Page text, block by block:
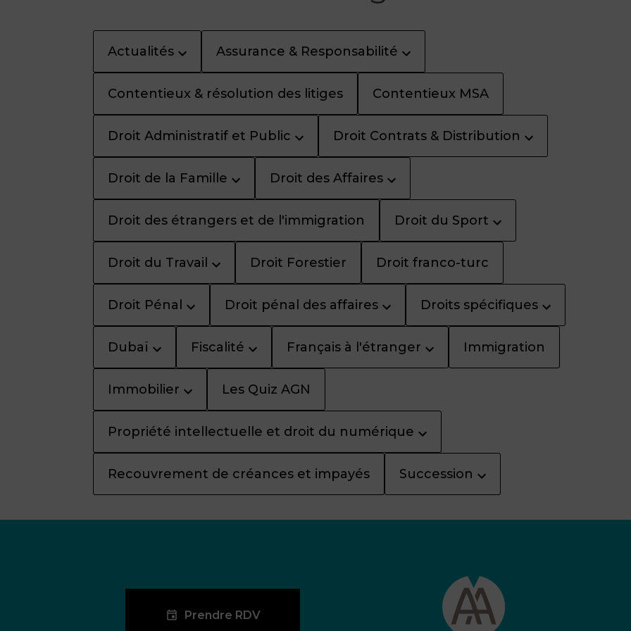
Actualités Assurance & Responsabilité
Contentieux & résolution des litiges Contentieux MSA
Droit Administratif et Public Droit Contrats & Distribution
Droit de la Famille Droit des Affaires
Droit des étrangers et de l'immigration Droit du Sport
Droit du Travail Droit Forestier Droit franco-turc
Droit Pénal Droit pénal des affaires Droits spécifiques
Dubaï Fiscalité Français à l'étranger Immigration
Immobilier Les Quiz AGN
Propriété intellectuelle et droit du numérique
Recouvrement de créances et impayés Succession
Prendre RDV